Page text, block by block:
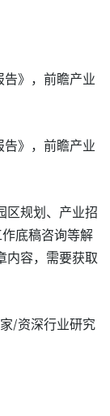
》，前瞻产业
》，前瞻产业
区规划、产业招
底稿咨询等解
内容，需要获取
/资深行业研究